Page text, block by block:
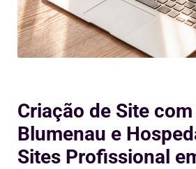
Criação de Site com
Blumenau e
Sites Profissional